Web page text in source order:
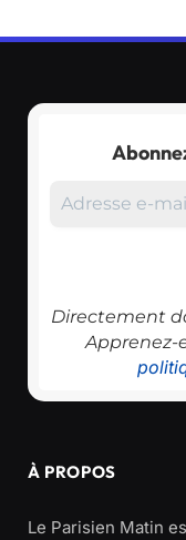
Directement
À PROPOS
Le Parisien Matin